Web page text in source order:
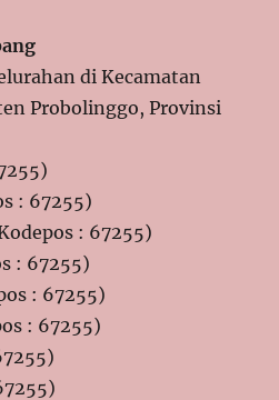
di Kecamatan
Probolinggo, Provinsi
: 67255)
: 67255)
: 67255)
: 67255)
: 67255)